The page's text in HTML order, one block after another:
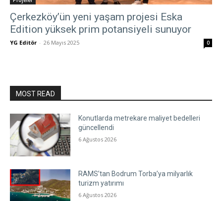
Çerkezköy’ün yeni yaşam projesi Eska
Edition yüksek prim potansiyeli sunuyor
YG Editör - 26 Mayıs 2025 0
MOST READ
Konutlarda metrekare maliyet bedelleri
güncellendi
6 Ağustos 2026
RAMS’tan Bodrum Torba’ya milyarlık
turizm yatırımı
6 Ağustos 2026